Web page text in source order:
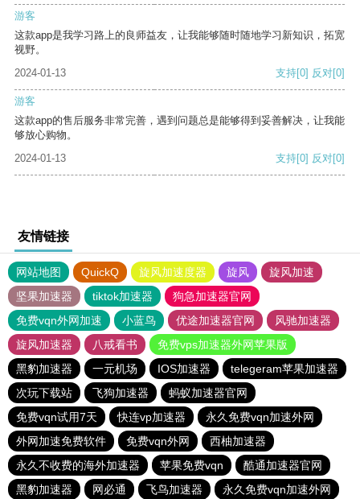
游客
这款app是我学习路上的良师益友，让我能够随时随地学习新知识，拓宽
视野。
2024-01-13
支持[0] 反对[0]
游客
这款app的售后服务非常完善，遇到问题总是能够得到妥善解决，让我能
够放心购物。
2024-01-13
支持[0] 反对[0]
友情链接
网站地图 QuickQ 旋风加速度器 旋风
旋风加速
坚果加速器
tiktok加速器
狗急加速器官网
免费vqn外网加速
小蓝鸟 优途加速器官网
风驰加速器
旋风加速器
八戒看书
免费vps加速器外网苹果版
黑豹加速器
一元机场 IOS加速器
telegeram苹果加速器
次玩下载站
飞狗加速器
蚂蚁加速器官网
免费vqn试用7天
快连vp加速器
永久免费vqn加速外网
外网加速免费软件
免费vqn外网
西柚加速器
永久不收费的海外加速器
苹果免费vqn
酷通加速器官网
黑豹加速器
网必通 飞鸟加速器 永久免费vqn加速外网